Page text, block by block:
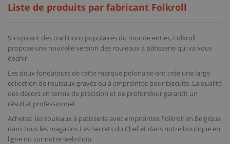
Liste de produits par fabricant Folkroll
S’inspirant des traditions populaires du monde entier, Folkroll
propose une nouvelle version des rouleaux à pâtisserie qui va vous
ébahir.
Les deux fondateurs de cette marque polonaise ont créé une large
collection de rouleaux gravés ou à empreintes pour biscuits. La qualité
des décors en terme de précision et de profondeur garantit un
résultat professionnel.
Achetez les rouleaux à patisserie avec empreintes Folkroll en Belgique
dans tous les magasins Les Secrets du Chef et dans notre boutique en
ligne ou sur notre webshop